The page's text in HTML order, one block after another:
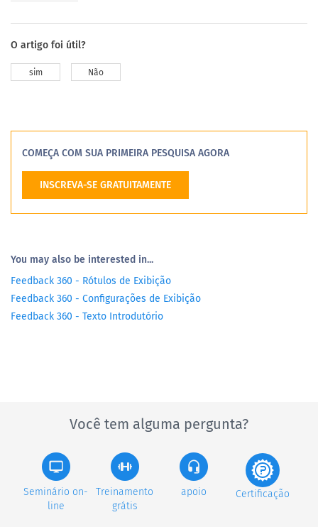
O artigo foi útil?
sim Não
COMEÇA COM SUA PRIMEIRA PESQUISA AGORA
INSCREVA-SE GRATUITAMENTE
You may also be interested in...
Feedback 360 - Rótulos de Exibição
Feedback 360 - Configurações de Exibição
Feedback 360 - Texto Introdutório
Você tem alguma pergunta?
Seminário on-
line
Treinamento
grátis
apoio Certificação